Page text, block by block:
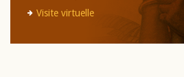
Visite virtuelle